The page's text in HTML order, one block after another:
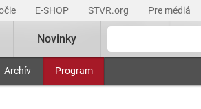
E-SHOP STVR.org Pre médiá
Archív Program
Novinky